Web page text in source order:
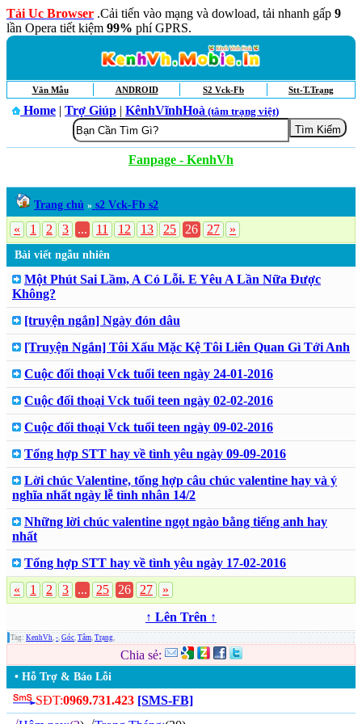
Tải Uc Browser .Cải tiến vào mạng và dowload, tải nhanh gấp 9
lần Opera tiết kiệm 99% phí GPRS.
Văn Mẫu ANDROID S2 Vck-Fb Stt-T.Trạng
Home | Trợ Giúp | KênhVĩnhHoà (tâm trạng việt)
Fanpage - KenhVh
Trang chủ » s2 Vck-Fb s2
« 1 2 3 ... 11 12 13 25 26 27 »
Bài viết ngẫu nhiên
Một Phút Sai Lầm, A Có Lỗi. E Yêu A Lần Nữa Được
Không?
[truyện ngắn] Ngày đón dâu
[Truyện Ngắn] Tôi Xấu Mặc Kệ Tôi Liên Quan Gì Tới Anh
Cuộc đối thoại Vck tuổi teen ngày 24-01-2016
Cuộc đối thoại Vck tuổi teen ngày 02-02-2016
Cuộc đối thoại Vck tuổi teen ngày 09-02-2016
Tổng hợp STT hay về tình yêu ngày 09-09-2016
Lời chúc Valentine, tổng hợp câu chúc valentine hay và ý
nghĩa nhất ngày lễ tình nhân 14/2
Những lời chúc valentine ngọt ngào bằng tiếng anh hay
nhất
Tổng hợp STT hay về tình yêu ngày 17-02-2016
«
1 2 3 ... 25 26 27
»
↑ Lên Trên ↑
Tag: KenhVh, -, Góc, Tâm, Trạng,
Chia sẻ:
• Hỗ Trợ & Báo Lỗi
SĐT:0969.731.423 [SMS-FB]